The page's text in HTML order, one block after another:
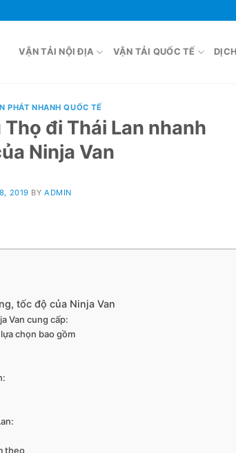
VẬN TẢI NỘI ĐỊA VẬN TẢI QUỐC TẾ
PHÁT NHANH QUỐC TẾ
đi Thái Lan nhanh
Ninja Van
2019 BY ADMIN
tốc độ của Ninja Van
Van cung cấp:
chọn bao gồm
theo